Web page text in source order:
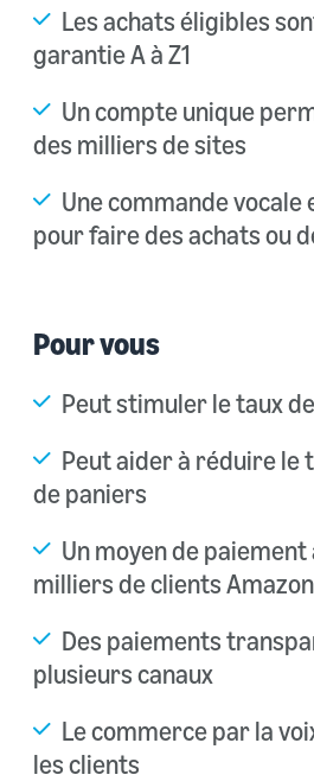
Les achats éligibles
garantie A à Z1
Un compte unique
des milliers de sites
Une commande
pour faire des achats ou
Pour vous
Peut stimuler le taux
Peut aider à réduire le
de paniers
Un moyen de paiement
milliers de clients
Des paiements
plusieurs canaux
Le commerce par la
les clients